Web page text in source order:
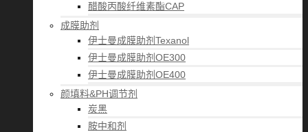
醋酸丙酸纤维素酯CAP
成膜助剂
伊士曼成膜助剂Texanol
伊士曼成膜助剂OE300
伊士曼成膜助剂OE400
颜填料&PH调节剂
炭黑
胺中和剂